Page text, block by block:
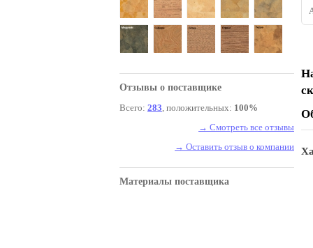
Отзывы о поставщике
Всего: 283, положительных: 100%
→ Смотреть все отзывы
→ Оставить отзыв о компании
Материалы поставщика